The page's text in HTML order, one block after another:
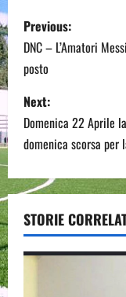
P
o
s
t
n
a
v
i
Previous:
DNC – L’Amatori
posto
Next:
Domenica 22 Aprile
domenica scorsa
STORIE